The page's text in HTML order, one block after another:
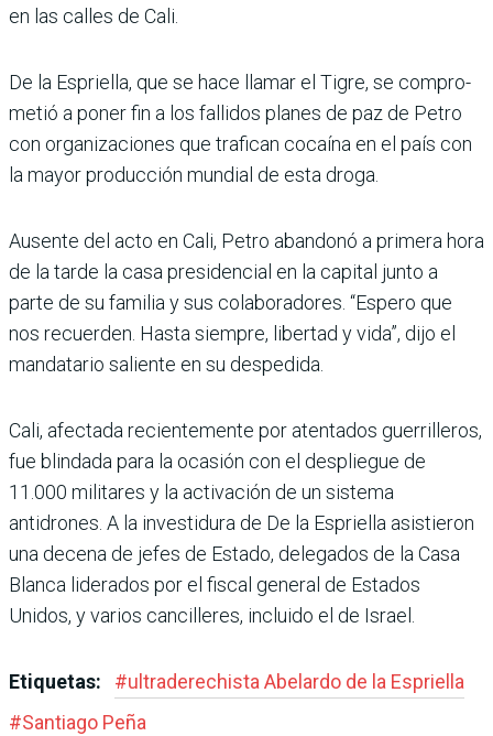
en las calles de Cali.
De la Espriella, que se hace llamar el Tigre, se compro­
metió a poner fin a los falli­dos planes de paz de Petro
con organizaciones que tra­fican cocaína en el país con
la mayor producción mundial de esta droga.
Ausente del acto en Cali, Petro abandonó a primera hora
de la tarde la casa pre­sidencial en la capital junto a
parte de su familia y sus cola­boradores. “Espero que
nos recuerden. Hasta siempre, libertad y vida”, dijo el
man­datario saliente en su despe­dida.
Cali, afectada recientemente por atentados guerrilleros,
fue blindada para la ocasión con el despliegue de
11.000 militares y la activación de un sistema
antidrones. A la investidura de De la Esprie­lla asistieron
una decena de jefes de Estado, delegados de la Casa
Blanca liderados por el fiscal general de Estados
Unidos, y varios cancilleres, incluido el de Israel.
Etiquetas: #ultraderechista Abe­lardo de la Espriella
#Santiago Peña